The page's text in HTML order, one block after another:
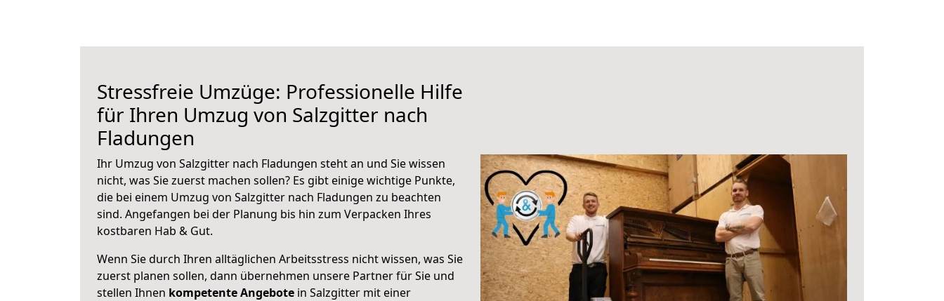
Stressfreie Umzüge: Professionelle Hilfe
für Ihren Umzug von Salzgitter nach
Fladungen
Ihr Umzug von Salzgitter nach Fladungen steht an und Sie wissen
nicht, was Sie zuerst machen sollen? Es gibt einige wichtige Punkte,
die bei einem Umzug von Salzgitter nach Fladungen zu beachten
sind. Angefangen bei der Planung bis hin zum Verpacken Ihres
kostbaren Hab & Gut.
Wenn Sie durch Ihren alltäglichen Arbeitsstress nicht wissen, was Sie
zuerst planen sollen, dann übernehmen unsere Partner für Sie und
stellen Ihnen kompetente Angebote in Salzgitter mit einer